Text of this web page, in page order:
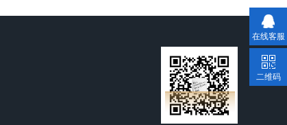
在线客服
二维码